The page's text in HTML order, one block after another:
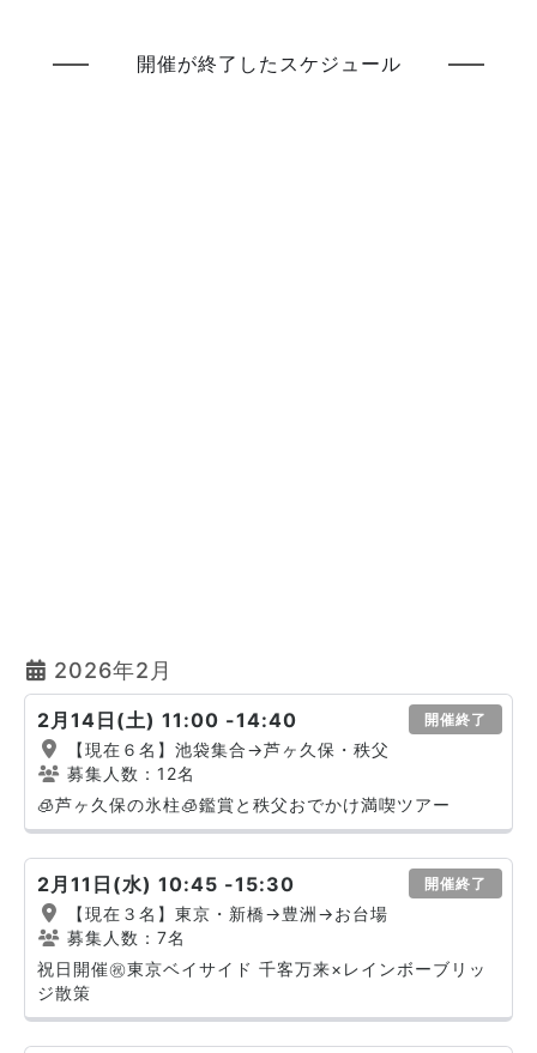
開催が終了したスケジュール
2026年2月
2月14日(土) 11:00 -14:40 開催終了
【現在６名】池袋集合→芦ヶ久保・秩父
募集人数：12名
🧊芦ヶ久保の氷柱🧊鑑賞と秩父おでかけ満喫ツアー
2月11日(水) 10:45 -15:30 開催終了
【現在３名】東京・新橋→豊洲→お台場
募集人数：7名
祝日開催㊗️東京ベイサイド 千客万来×レインボーブリッ
ジ散策